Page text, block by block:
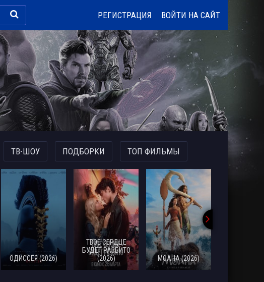
РЕГИСТРАЦИЯ ВОЙТИ НА САЙТ
ТВ-ШОУ ПОДБОРКИ ТОП ФИЛЬМЫ
ОДИССЕЯ (2026)
ТВОЕ СЕРДЦЕ
БУДЕТ РАЗБИТО
(2026)
МОАНА (2026)